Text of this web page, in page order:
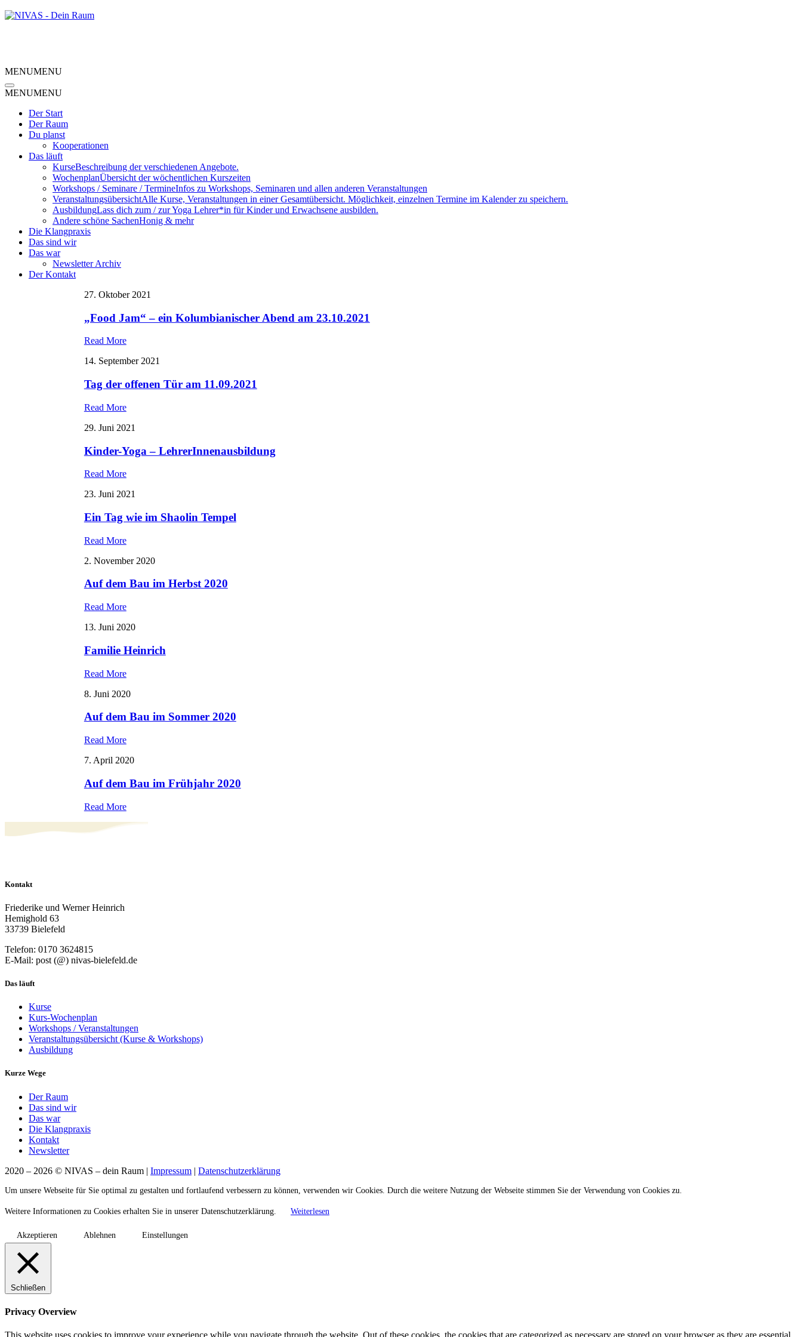
MENUMENU
MENUMENU
Der Start
Der Raum
Du planst
Kooperationen
Das läuft
KurseBeschreibung der verschiedenen Angebote.
WochenplanÜbersicht der wöchentlichen Kurszeiten
Workshops / Seminare / TermineInfos zu Workshops, Seminaren und allen anderen Veranstaltungen
VeranstaltungsübersichtAlle Kurse, Veranstaltungen in einer Gesamtübersicht. Möglichkeit, einzelnen Termine im Kalender zu speichern.
AusbildungLass dich zum / zur Yoga Lehrer*in für Kinder und Erwachsene ausbilden.
Andere schöne SachenHonig & mehr
Die Klangpraxis
Das sind wir
Das war
Newsletter Archiv
Der Kontakt
27. Oktober 2021
„Food Jam“ – ein Kolumbianischer Abend am 23.10.2021
Read More
14. September 2021
Tag der offenen Tür am 11.09.2021
Read More
29. Juni 2021
Kinder-Yoga – LehrerInnenausbildung
Read More
23. Juni 2021
Ein Tag wie im Shaolin Tempel
Read More
2. November 2020
Auf dem Bau im Herbst 2020
Read More
13. Juni 2020
Familie Heinrich
Read More
8. Juni 2020
Auf dem Bau im Sommer 2020
Read More
7. April 2020
Auf dem Bau im Frühjahr 2020
Read More
Kontakt
Friederike und Werner Heinrich
Hemighold 63
33739 Bielefeld
Telefon: 0170 3624815
E-Mail: post (@) nivas-bielefeld.de
Das läuft
Kurse
Kurs-Wochenplan
Workshops / Veranstaltungen
Veranstaltungsübersicht (Kurse & Workshops)
Ausbildung
Kurze Wege
Der Raum
Das sind wir
Das war
Die Klangpraxis
Kontakt
Newsletter
2020 – 2026 © NIVAS – dein Raum | Impressum | Datenschutzerklärung
Um unsere Webseite für Sie optimal zu gestalten und fortlaufend verbessern zu können, verwenden wir Cookies. Durch die weitere Nutzung der Webseite stimmen Sie der Verwendung von Cookies zu.
Weitere Informationen zu Cookies erhalten Sie in unserer Datenschutzerklärung. Weiterlesen
Akzeptieren Ablehnen Einstellungen
Schließen
Privacy Overview
This website uses cookies to improve your experience while you navigate through the website. Out of these cookies, the cookies that are categorized as necessary are stored on your browser as they are essential